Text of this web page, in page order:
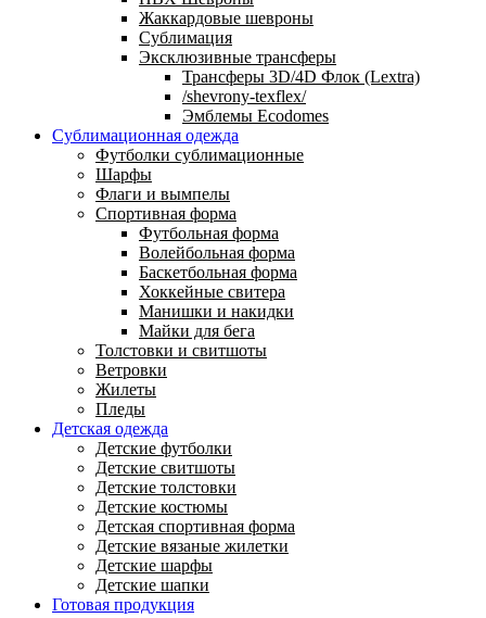
Жаккардовые шевроны
Сублимация
Эксклюзивные трансферы
Трансферы 3D/4D Флок (Lextra)
/shevrony-texflex/
Эмблемы Ecodomes
Сублимационная одежда
Футболки сублимационные
Шарфы
Флаги и вымпелы
Спортивная форма
Футбольная форма
Волейбольная форма
Баскетбольная форма
Хоккейные свитера
Манишки и накидки
Майки для бега
Толстовки и свитшоты
Ветровки
Жилеты
Пледы
Детская одежда
Детские футболки
Детские свитшоты
Детские толстовки
Детские костюмы
Детская спортивная форма
Детские вязаные жилетки
Детские шарфы
Детские шапки
Готовая продукция